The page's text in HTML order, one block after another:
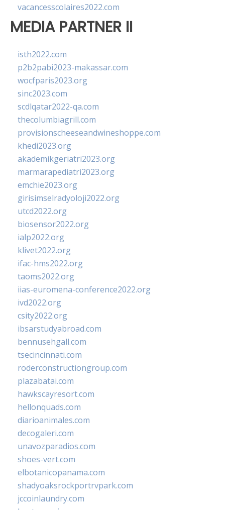
vacancesscolaires2022.com
MEDIA PARTNER II
isth2022.com
p2b2pabi2023-makassar.com
wocfparis2023.org
sinc2023.com
scdlqatar2022-qa.com
thecolumbiagrill.com
provisionscheeseandwineshoppe.com
khedi2023.org
akademikgeriatri2023.org
marmarapediatri2023.org
emchie2023.org
girisimselradyoloji2022.org
utcd2022.org
biosensor2022.org
ialp2022.org
klivet2022.org
ifac-hms2022.org
taoms2022.org
iias-euromena-conference2022.org
ivd2022.org
csity2022.org
ibsarstudyabroad.com
bennusehgall.com
tsecincinnati.com
roderconstructiongroup.com
plazabatai.com
hawkscayresort.com
hellonquads.com
diarioanimales.com
decogaleri.com
unavozparadios.com
shoes-vert.com
elbotanicopanama.com
shadyoaksrockportrvpark.com
jccoinlaundry.com